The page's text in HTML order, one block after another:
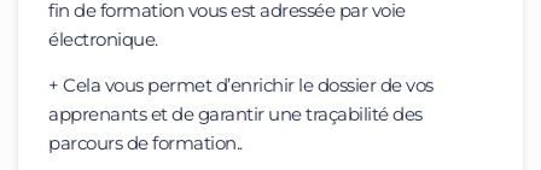
fin de formation vous est adressée par voie
électronique.
+ Cela vous permet d’enrichir le dossier de vos
apprenants et de garantir une traçabilité des
parcours de formation..